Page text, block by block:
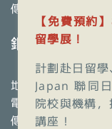
傳真：2369 1660
銅鑼灣校
地址：銅鑼灣軒
電話：2397 7799
傳真：2591 1680
【免費預約
留學展！
計劃赴日留
Japan 聯同
院校與機構
講座！